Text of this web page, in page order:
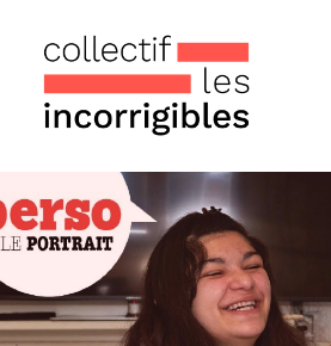
Accueil
Le collectif
Nos actualités